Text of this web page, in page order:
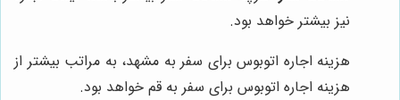
نیز بیشتر خواهد بود.
هزینه اجاره اتوبوس برای سفر به مشهد، به مراتب بیشتر از
هزینه اجاره اتوبوس برای سفر به قم خواهد بود.